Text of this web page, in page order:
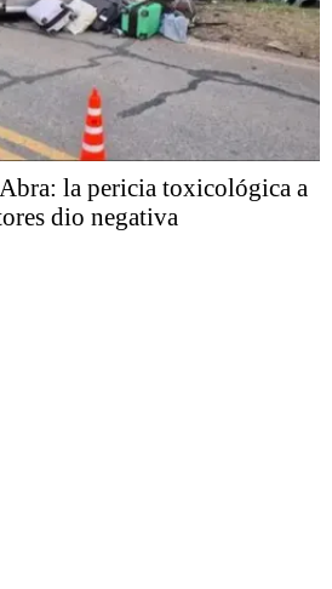
la pericia toxicológica a
dio negativa